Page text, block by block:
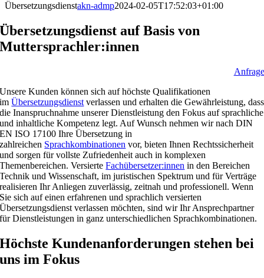
Übersetzungsdienstakn-admp2024-02-05T17:52:03+01:00
Übersetzungsdienst auf Basis von
Muttersprachler:innen
Anfrage
Unsere Kunden können sich auf höchste Qualifikationen
imÜbersetzungsdienst verlassen und erhalten die Gewährleistung, dass
die Inanspruchnahme unserer Dienstleistung den Fokus auf sprachliche
und inhaltliche Kompetenz legt. Auf Wunsch nehmen wir nach DIN
EN ISO 17100 Ihre Übersetzung in
zahlreichen Sprachkombinationen vor, bieten Ihnen Rechtssicherheit
und sorgen für vollste Zufriedenheit auch in komplexen
Themenbereichen. VersierteFachübersetzer:innen in den Bereichen
Technik und Wissenschaft, im juristischen Spektrum und für Verträge
realisieren Ihr Anliegen zuverlässig, zeitnah und professionell. Wenn
Sie sich auf einen erfahrenen und sprachlich versierten
Übersetzungsdienst verlassen möchten, sind wir Ihr Ansprechpartner
für Dienstleistungen in ganz unterschiedlichen Sprachkombinationen.
Höchste Kundenanforderungen stehen bei
uns im Fokus